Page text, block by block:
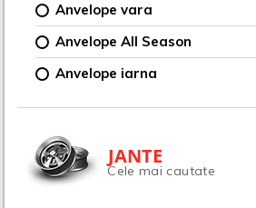
Anvelope vara
Anvelope All Season
Anvelope iarna
JANTE
Cele mai cautate